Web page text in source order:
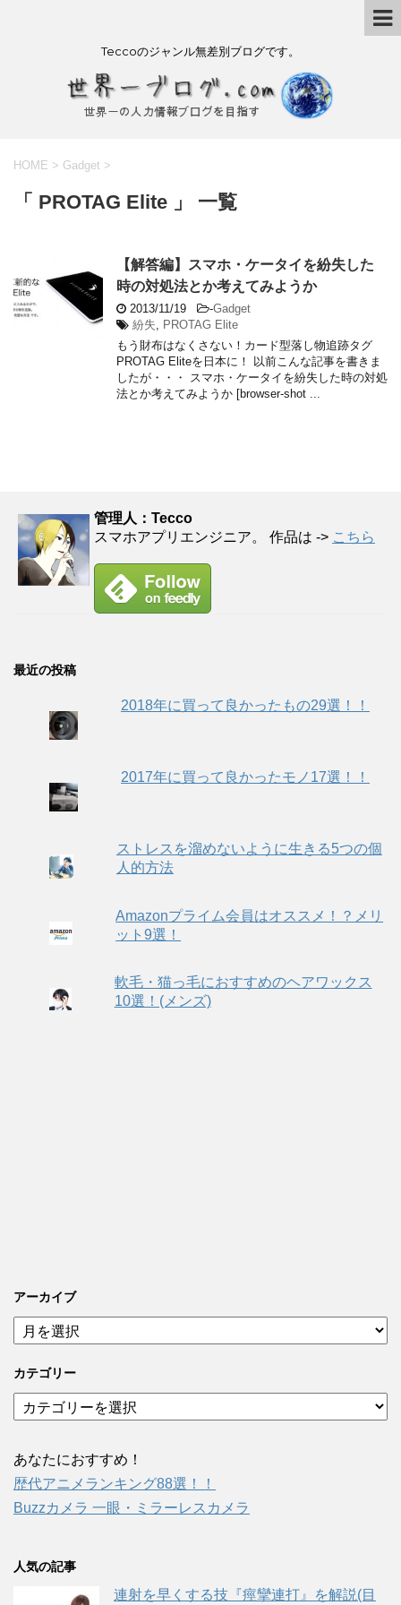
Teccoのジャンル無差別ブログです。
HOME > Gadget >
「 PROTAG Elite 」 一覧
【解答編】スマホ・ケータイを紛失した
時の対処法とか考えてみようか
2013/11/19 -Gadget
紛失
PROTAG Elite
もう財布はなくさない！カード型落し物追跡タグ
PROTAG Eliteを日本に！ 以前こんな記事を書きま
したが・・・ スマホ・ケータイを紛失した時の対処
法とか考えてみようか [browser-shot ...
管理人：Tecco
スマホアプリエンジニア。 作品は -> こちら
最近の投稿
2018年に買って良かったもの29選！！
2017年に買って良かったモノ17選！！
ストレスを溜めないように生きる5つの個
人的方法
Amazonプライム会員はオススメ！？メリ
ット9選！
軟毛・猫っ毛におすすめのヘアワックス
10選！(メンズ)
アーカイブ
ア
ー
イ
カテゴリー
テ
リ
ー
あなたにおすすめ！
歴代アニメランキング88選！！
Buzzカメラ 一眼・ミラーレスカメラ
人気の記事
連射を早くする技『痙攣連打』を解説(目